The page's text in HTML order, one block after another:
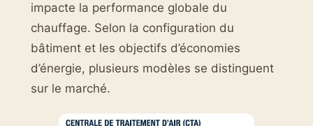
impacte la performance globale du
chauffage. Selon la configuration du
bâtiment et les objectifs d’économies
d’énergie, plusieurs modèles se distinguent
sur le marché.